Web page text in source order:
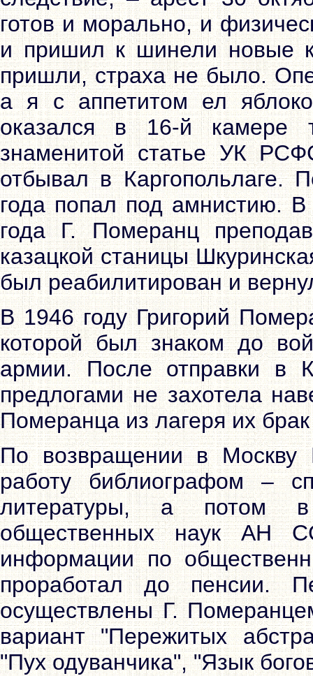
готов и морально, и
и пришил к шинели новые
пришли, страха не было.
а я с аппетитом ел
оказался в 16-й
знаменитой статье УК
отбывал в Каргопольлаге.
года попал под амнистию.
года Г. Померанц
казацкой станицы
был реабилитирован и
В 1946 году Григорий
которой был знаком до
армии. После отправки в
предлогами не захотела
Померанца из лагеря их
По возвращении в Москву
работу библиографом –
литературы, а потом в
общественных наук АН
информации по
проработал до пенсии.
осуществлены Г.
вариант "Пережитых
"Пух одуванчика", "Язык